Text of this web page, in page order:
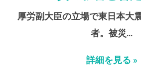
厚労副大臣の立場で東日本大
者。被災…
詳細を見る »